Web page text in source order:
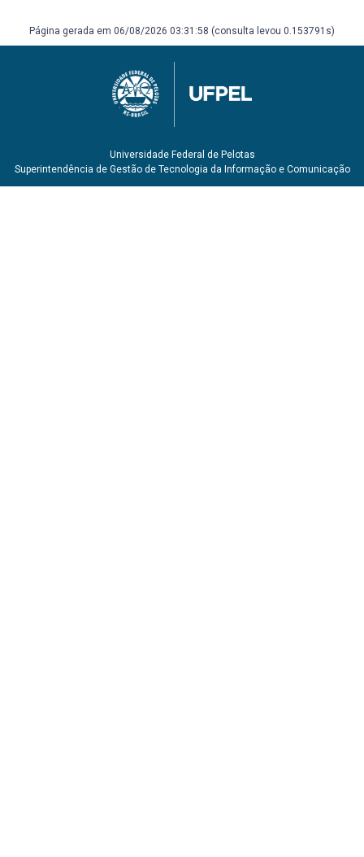
Página gerada em 06/08/2026 03:31:58 (consulta levou 0.153791s)
Universidade Federal de Pelotas
Superintendência de Gestão de Tecnologia da Informação e Comunicação